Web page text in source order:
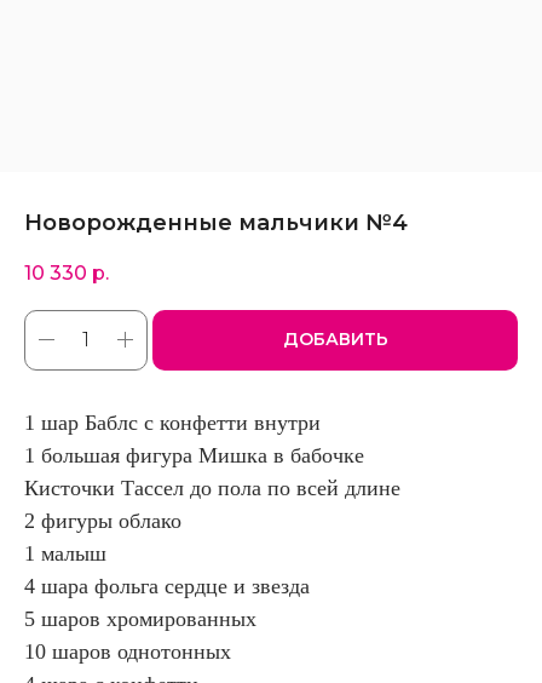
Новорожденные мальчики №4
10 330 р.
ДОБАВИТЬ
1 шар Баблс с конфетти внутри
1 большая фигура Мишка в бабочке
Кисточки Тассел до пола по всей длине
2 фигуры облако
1 малыш
4 шара фольга сердце и звезда
5 шаров хромированных
10 шаров однотонных